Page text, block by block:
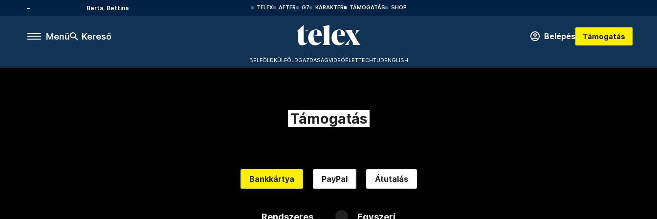
Berta, Bettina TELEX AFTER G7 KARAKTER TÁMOGATÁS SHOP
Menü Kereső Belépés Támogatás
BELFÖLDKÜLFÖLDGAZDASÁGVIDEÓÉLETTECHTUDENGLISH
Támogatás
Bankkártya PayPal Átutalás
Rendszeres Egyszeri